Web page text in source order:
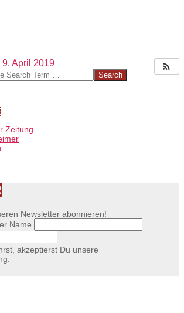
9. April 2019
Zeitung
Newsletter abonnieren!
Name
akzeptierst Du unsere